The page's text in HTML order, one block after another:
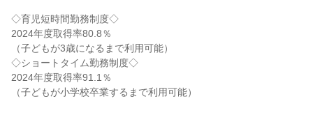
◇育児短時間勤務制度◇
2024年度取得率80.8％
（子どもが3歳になるまで利用可能）
◇ショートタイム勤務制度◇
2024年度取得率91.1％
（子どもが小学校卒業するまで利用可能）